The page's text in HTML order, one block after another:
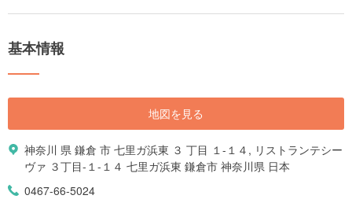
基本情報
地図を見る
神奈川 県 鎌倉 市 七里ガ浜東 ３ 丁目 １-１４, リストランテシー
ヴァ ３丁目-１-１４ 七里ガ浜東 鎌倉市 神奈川県 日本
0467-66-5024